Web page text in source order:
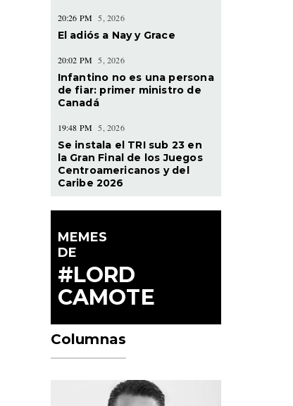
20:26 PM 5, 2026
El adiós a Nay y Grace
20:02 PM 5, 2026
Infantino no es una persona
de fiar: primer ministro de
Canadá
19:48 PM 5, 2026
Se instala el TRI sub 23 en
la Gran Final de los Juegos
Centroamericanos y del
Caribe 2026
MEMES
DE
#LORD
CAMOTE
Columnas